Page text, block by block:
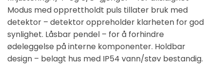
Modus med opprettholdt puls tillater bruk med
detektor – detektor oppreholder klarheten for god
synlighet. Låsbar pendel – for å forhindre
ødeleggelse på interne komponenter. Holdbar
design – belagt hus med IP54 vann/støv bestandig.